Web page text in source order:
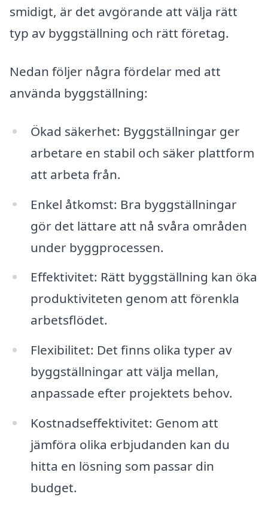
smidigt, är det avgörande att välja rätt
typ av byggställning och rätt företag.
Nedan följer några fördelar med att
använda byggställning:
Ökad säkerhet: Byggställningar ger
arbetare en stabil och säker plattform
att arbeta från.
Enkel åtkomst: Bra byggställningar
gör det lättare att nå svåra områden
under byggprocessen.
Effektivitet: Rätt byggställning kan öka
produktiviteten genom att förenkla
arbetsflödet.
Flexibilitet: Det finns olika typer av
byggställningar att välja mellan,
anpassade efter projektets behov.
Kostnadseffektivitet: Genom att
jämföra olika erbjudanden kan du
hitta en lösning som passar din
budget.